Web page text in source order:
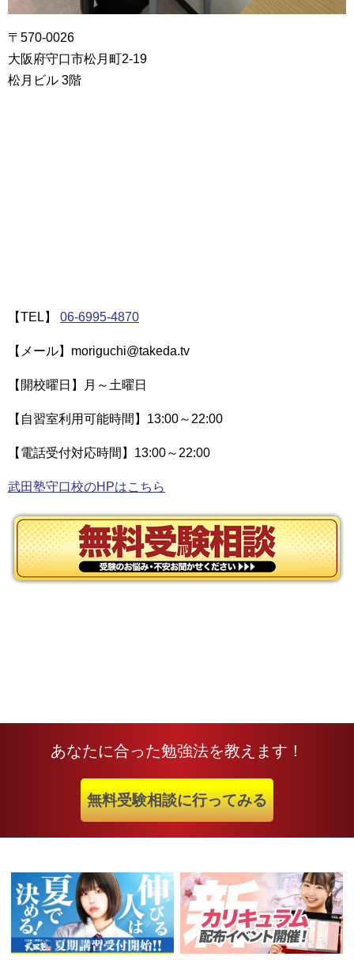
〒570-0026
大阪府守口市松月町2-19
松月ビル 3階
【TEL】 06-6995-4870
【メール】moriguchi@takeda.tv
【開校曜日】月～土曜日
【自習室利用可能時間】13:00～22:00
【電話受付対応時間】13:00～22:00
武田塾守口校のHPはこちら
あなたに合った勉強法を教えます！
無料受験相談に行ってみる